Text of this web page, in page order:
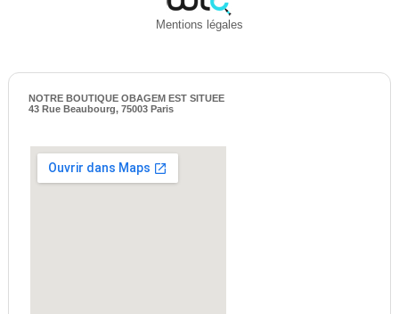
Mentions légales
NOTRE BOUTIQUE OBAGEM EST SITUEE
43 Rue Beaubourg, 75003 Paris